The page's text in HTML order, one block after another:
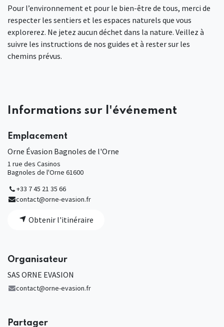
Pour l’environnement et pour le bien-être de tous, merci de
respecter les sentiers et les espaces naturels que vous
explorerez. Ne jetez aucun déchet dans la nature. Veillez à
suivre les instructions de nos guides et à rester sur les
chemins prévus.
Informations sur l'événement
Emplacement
Orne Évasion Bagnoles de l'Orne
1 rue des Casinos
Bagnoles de l'Orne 61600
+33 7 45 21 35 66
contact@orne-evasion.fr
Obtenir l'itinéraire
Organisateur
SAS ORNE EVASION
contact@orne-evasion.fr
Partager